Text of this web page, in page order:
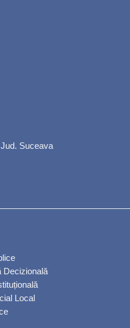
Suceava
Decizională
Local